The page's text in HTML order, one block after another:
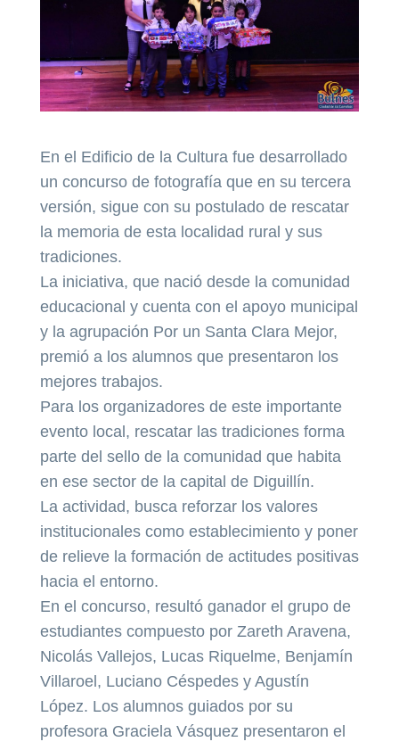
En el Edificio de la Cultura fue desarrollado
un concurso de fotografía que en su tercera
versión, sigue con su postulado de rescatar
la memoria de esta localidad rural y sus
tradiciones.
La iniciativa, que nació desde la comunidad
educacional y cuenta con el apoyo municipal
y la agrupación Por un Santa Clara Mejor,
premió a los alumnos que presentaron los
mejores trabajos.
Para los organizadores de este importante
evento local, rescatar las tradiciones forma
parte del sello de la comunidad que habita
en ese sector de la capital de Diguillín.
La actividad, busca reforzar los valores
institucionales como establecimiento y poner
de relieve la formación de actitudes positivas
hacia el entorno.
En el concurso, resultó ganador el grupo de
estudiantes compuesto por Zareth Aravena,
Nicolás Vallejos, Lucas Riquelme, Benjamín
Villaroel, Luciano Céspedes y Agustín
López. Los alumnos guiados por su
profesora Graciela Vásquez presentaron el